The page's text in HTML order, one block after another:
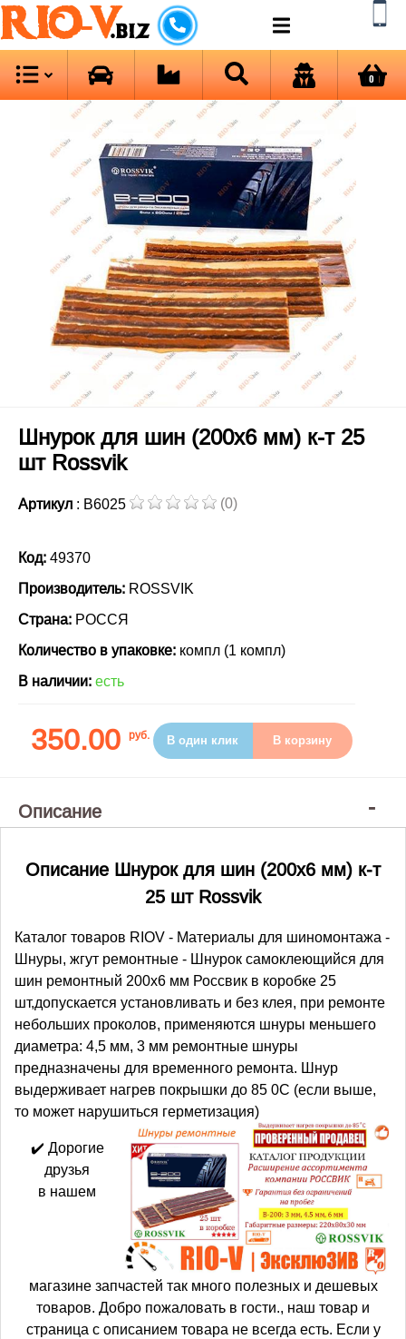
RIO-V.biz
0
Шнурок для шин (200х6 мм) к-т 25
шт Rossvik
Артикул : B6025 (0)
Код: 49370
Производитель: ROSSVIK
Страна: РОССЯ
Количество в упаковке: компл (1 компл)
В наличии: есть
350.00 руб. В один клик В корзину
Описание
Описание Шнурок для шин (200х6 мм) к-т
25 шт Rossvik
Каталог товаров RIOV - Материалы для шиномонтажа -
Шнуры, жгут ремонтные - Шнурок самоклеющийся для
шин ремонтный 200х6 мм Россвик в коробке 25
шт,допускается установливать и без клея, при ремонте
небольших проколов, применяются шнуры меньшего
диаметра: 4,5 мм, 3 мм ремонтные шнуры
предназначены для временного ремонта. Шнур
выдерживает нагрев покрышки до 85 0С (если выше,
то может нарушиться герметизация)
✔️ Дорогие
друзья
в нашем
магазине запчастей так много полезных и дешевых
товаров. Добро пожаловать в гости., наш товар и
страница с описанием товара не всегда есть. Если у